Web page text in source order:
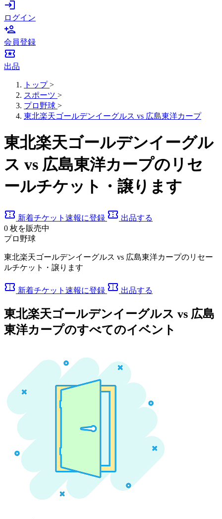
login
ログイン
person_add
会員登録
local_activity
出品
トップ >
スポーツ >
プロ野球 >
東北楽天ゴールデンイーグルス vs 広島東洋カープ
東北楽天ゴールデンイーグル
ス vs 広島東洋カープのリセ
ールチケット・譲ります
confirmation_number 新着チケット速報に登録 confirmation_number 出品する
0 枚を販売中
プロ野球
東北楽天ゴールデンイーグルス vs 広島東洋カープのリセー
ルチケット・譲ります
confirmation_number 新着チケット速報に登録 confirmation_number 出品する
東北楽天ゴールデンイーグルス vs 広島
東洋カープのすべてのイベント